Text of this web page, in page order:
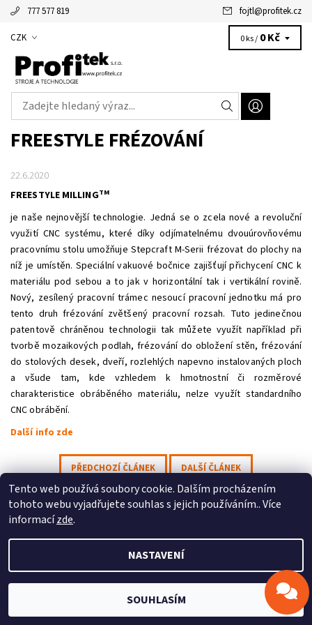
777 577 819 fojtl@profitek.cz
CZK 0 ks / 0 Kč
FREESTYLE FRÉZOVÁNÍ
22.6.2020
FREESTYLE MILLINGTM
je naše nejnovější technologie. Jedná se o zcela nové a revoluční
využití CNC systému, které díky odjímatelnému dvouúrovňovému
pracovnímu stolu umožňuje Stepcraft M-Serii frézovat do plochy na
níž je umístěn. Speciální vakuové bočnice zajišťují přichycení CNC k
materiálu pod sebou a to jak v horizontální tak i vertikální rovině.
Nový, zesílený pracovní trámec nesoucí pracovní jednotku má pro
tento druh frézování zvětšený pracovní rozsah. Tuto jedinečnou
patentově chráněnou technologii tak můžete využít například při
tvorbě mozaikových podlah, frézování do obložení stěn, frézování
do stolových desek, dveří, rozlehlých napevno instalovaných ploch
a všude tam, kde vzhledem k hmotnostní či rozměrové
charakteristice obráběného materiálu, nelze využít standardního
CNC obrábění.
Další info zde
PŘEDCHOZÍ ČLÁNEK DALŠÍ ČLÁNEK
Profitek s.r.o. | Stepcraft CZ
Vytvořil Shoptet
Tento web používá soubory cookie. Dalším procházením
tohoto webu vyjadřujete souhlas s jejich používáním.. Více
informacízde.
NASTAVENÍ
SOUHLASÍM
Alžbětka - vaše virtuální asistentka